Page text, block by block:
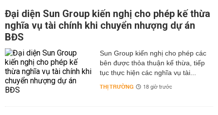
Đại diện Sun Group kiến nghị cho phép kế thừa
nghĩa vụ tài chính khi chuyển nhượng dự án
BĐS
Sun Group kiến nghị cho phép các
bên được thỏa thuận kế thừa, tiếp
tục thực hiện các nghĩa vụ tài...
THỊ TRƯỜNG 18 giờ trước